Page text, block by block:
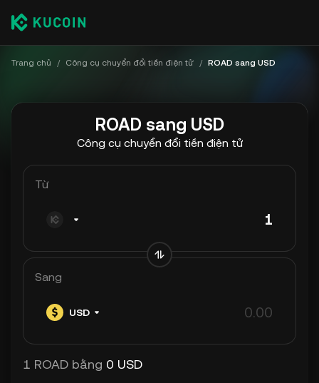
Trang chủ / Công cụ chuyển đổi tiền điện tử / ROAD sang USD
ROAD sang USD
Công cụ chuyển đổi tiền điện tử
Từ
Sang
USD
1 ROAD bằng 0 USD